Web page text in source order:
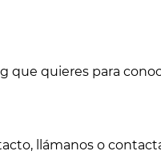
que quieres para
llámanos o